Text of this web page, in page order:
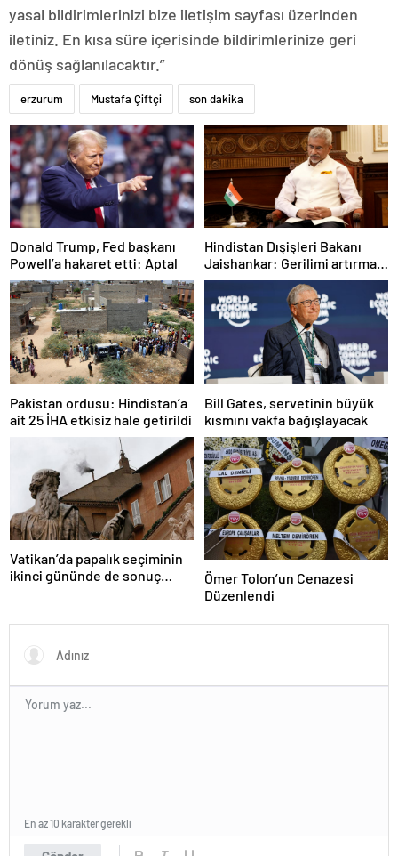
yasal bildirimlerinizi bize iletişim sayfası üzerinden
iletiniz. En kısa süre içerisinde bildirimlerinize geri
dönüş sağlanılacaktır.”
erzurum Mustafa Çiftçi son dakika
Donald Trump, Fed başkanı
Powell’a hakaret etti: Aptal
Hindistan Dışişleri Bakanı
Jaishankar: Gerilimi artırmak
gibi bir niyetimiz yok
Pakistan ordusu: Hindistan’a
ait 25 İHA etkisiz hale getirildi
Bill Gates, servetinin büyük
kısmını vakfa bağışlayacak
Vatikan’da papalık seçiminin
ikinci gününde de sonuç
Ömer Tolon’un Cenazesi
Düzenlendi
En az 10 karakter gerekli